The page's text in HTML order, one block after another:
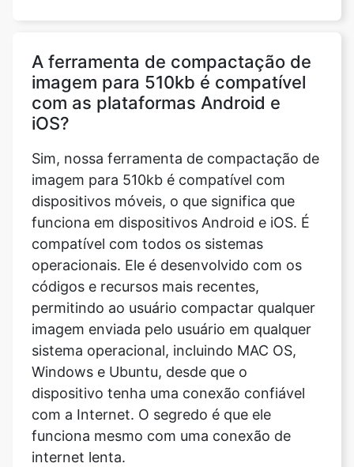
iOS?
Sim, nossa ferramenta de compactação de
imagem para 510kb é compatível com
dispositivos móveis, o que significa que
funciona em dispositivos Android e iOS. É
compatível com todos os sistemas
operacionais. Ele é desenvolvido com os
códigos e recursos mais recentes,
permitindo ao usuário compactar qualquer
imagem enviada pelo usuário em qualquer
sistema operacional, incluindo MAC OS,
Windows e Ubuntu, desde que o
dispositivo tenha uma conexão confiável
com a Internet. O segredo é que ele
funciona mesmo com uma conexão de
internet lenta.